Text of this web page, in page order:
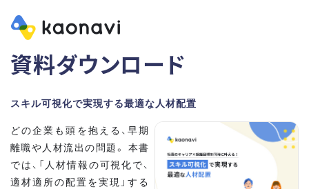
資料ダウンロード
スキル可視化で実現する最適な人材配置
どの企業も頭を抱える、早期
離職や人材流出の問題。 本書
では、「人材情報の可視化で、
適材適所の配置を実現」する